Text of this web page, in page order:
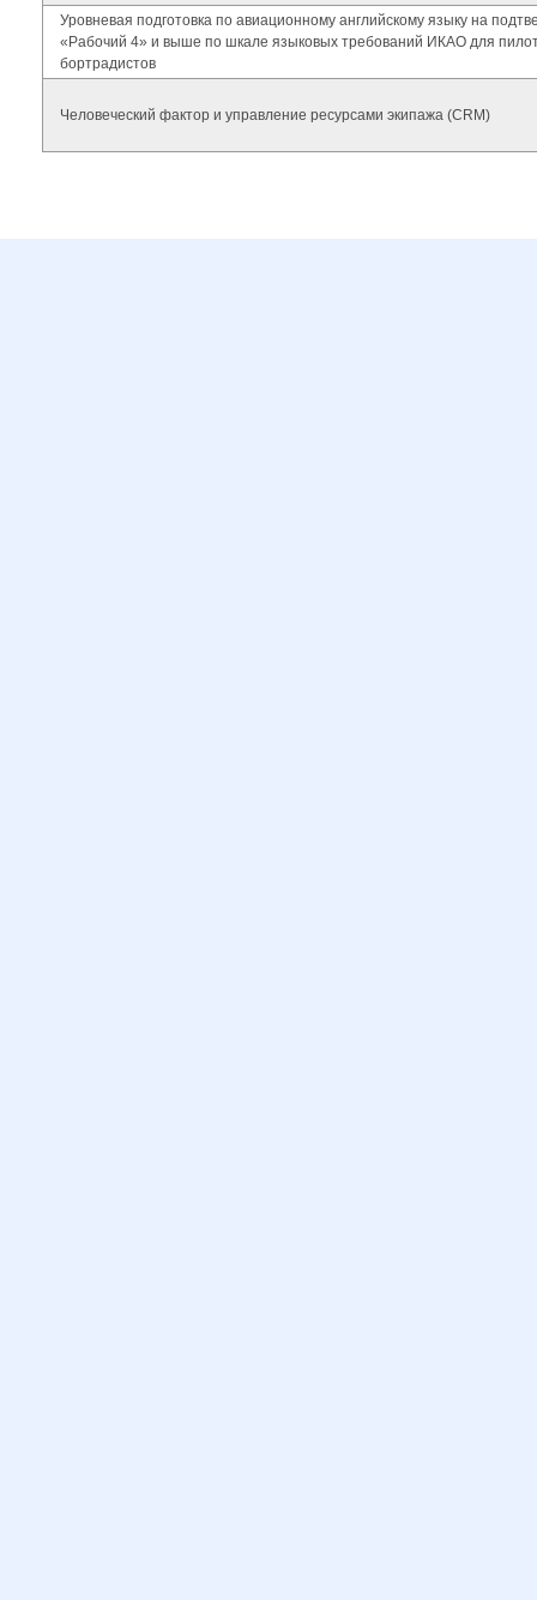
Уровневая подготовка по авиационному английскому языку на
«Рабочий 4» и выше по шкале языковых требований ИКАО для
бортрадистов
Человеческий фактор и управление ресурсами экипажа (CRM)